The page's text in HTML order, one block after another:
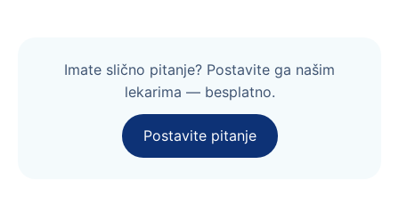
Imate slično pitanje? Postavite ga našim
lekarima — besplatno.
Postavite pitanje